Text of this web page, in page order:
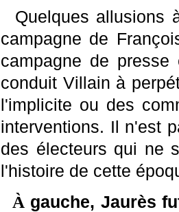
Quelques allusions
campagne de
campagne de
conduit Villain à
l'implicite ou des
interventions. Il n'est
des électeurs qui ne
l'histoire de cette
À gauche, Jaurès